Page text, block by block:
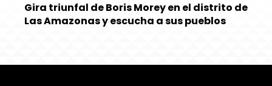
Gira triunfal de Boris Morey en el distrito de
Las Amazonas y escucha a sus pueblos